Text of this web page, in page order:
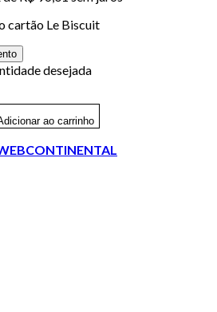
cartão Le Biscuit
desejada
ao carrinho